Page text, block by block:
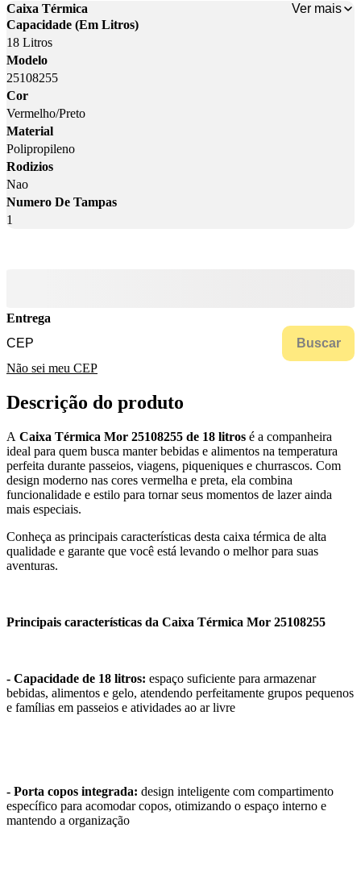
Caixa Térmica
Ver mais
Capacidade (Em Litros)
18 Litros
Modelo
25108255
Cor
Vermelho/Preto
Material
Polipropileno
Rodizios
Nao
Numero De Tampas
1
Entrega
Buscar
Não sei meu CEP
Descrição do produto
A Caixa Térmica Mor 25108255 de 18 litros é a companheira
ideal para quem busca manter bebidas e alimentos na temperatura
perfeita durante passeios, viagens, piqueniques e churrascos. Com
design moderno nas cores vermelha e preta, ela combina
funcionalidade e estilo para tornar seus momentos de lazer ainda
mais especiais.
Conheça as principais características desta caixa térmica de alta
qualidade e garante que você está levando o melhor para suas
aventuras.
Principais características da Caixa Térmica Mor 25108255
- Capacidade de 18 litros: espaço suficiente para armazenar
bebidas, alimentos e gelo, atendendo perfeitamente grupos pequenos
e famílias em passeios e atividades ao ar livre
- Porta copos integrada: design inteligente com compartimento
específico para acomodar copos, otimizando o espaço interno e
mantendo a organização